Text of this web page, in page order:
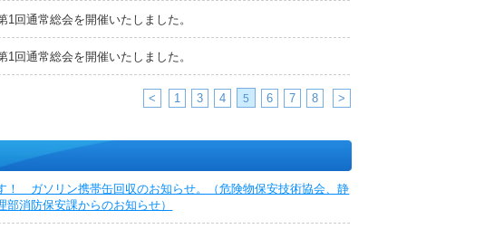
1回通常総会を開催いたしました。
1回通常総会を開催いたしました。
< 1 3 4 5 6 7 8 >
！ ガソリン携帯缶回収のお知らせ。（危険物保安技術協会、静
部消防保安課からのお知らせ）